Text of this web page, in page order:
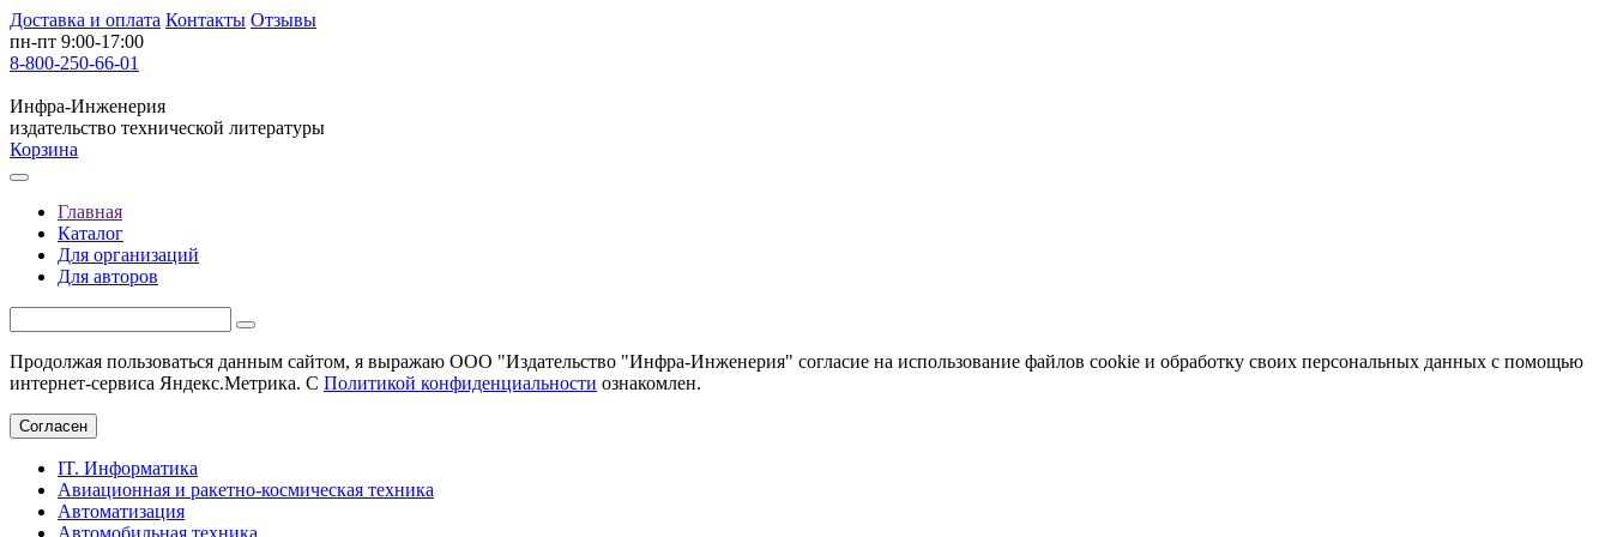
Доставка и оплата Контакты Отзывы
пн-пт 9:00-17:00
8-800-250-66-01
Инфра-Инженерия
издательство технической литературы
Корзина
Главная
Каталог
Для организаций
Для авторов
Продолжая пользоваться данным сайтом, я выражаю ООО "Издательство "Инфра-Инженерия" согласие на использование файлов cookie и обработку своих персональных данных с помощью
интернет-сервиса Яндекс.Метрика. С Политикой конфиденциальности ознакомлен.
Согласен
IT. Информатика
Авиационная и ракетно-космическая техника
Автоматизация
Автомобильная техника